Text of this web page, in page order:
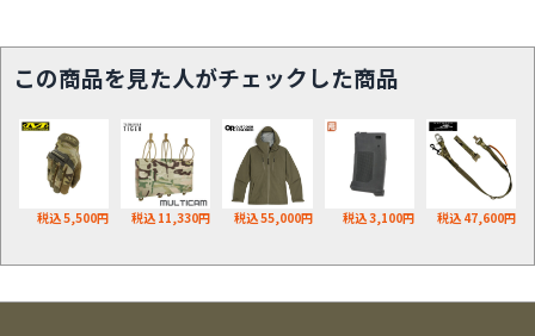
この商品を見た人がチェックした商品
税込 5,500円 税込 11,330円 税込 55,000円 税込 3,100円 税込 47,600円